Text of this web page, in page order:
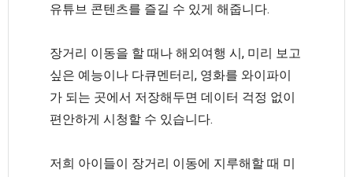
유튜브 콘텐츠를 즐길 수 있게 해줍니다.
장거리 이동을 할 때나 해외여행 시, 미리 보고
싶은 예능이나 다큐멘터리, 영화를 와이파이
가 되는 곳에서 저장해두면 데이터 걱정 없이
편안하게 시청할 수 있습니다.
저희 아이들이 장거리 이동에 지루해할 때 미